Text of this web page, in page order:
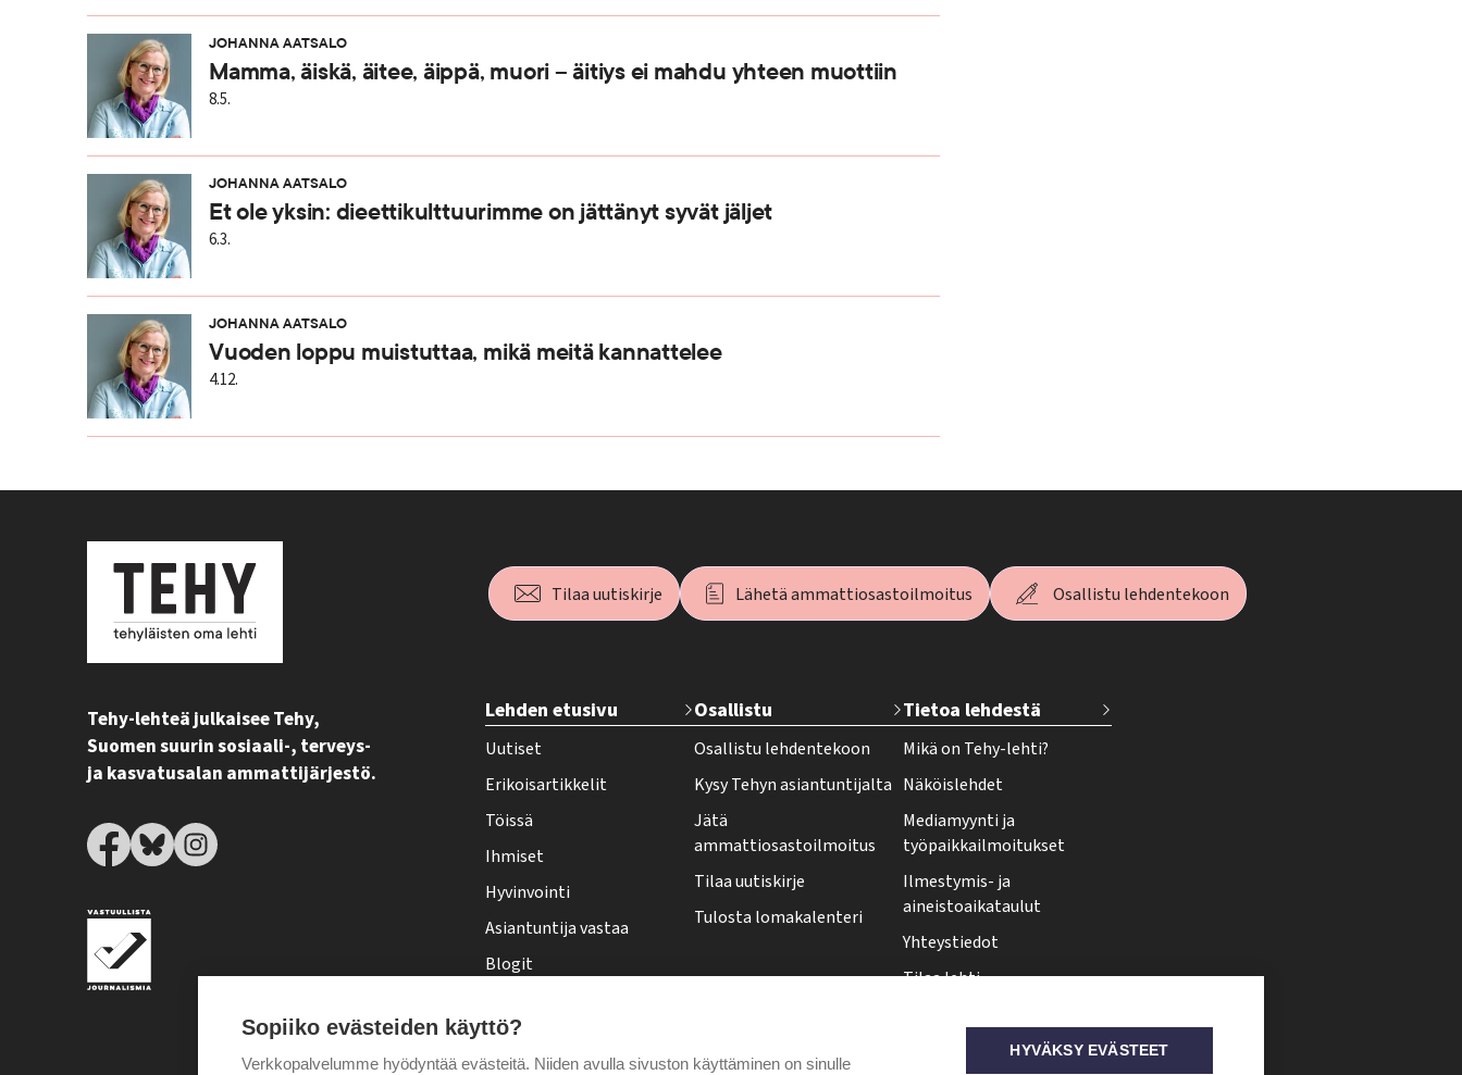
JOHANNA AATSALO
Mamma, äiskä, äitee, äippä, muori – äitiys ei mahdu yhteen muottiin
8.5.
JOHANNA AATSALO
Et ole yksin: dieettikulttuurimme on jättänyt syvät jäljet
6.3.
JOHANNA AATSALO
Vuoden loppu muistuttaa, mikä meitä kannattelee
4.12.
Tehy-lehteä julkaisee Tehy,
Suomen suurin sosiaali-, terveys-
ja kasvatusalan ammattijärjestö.
Tilaa uutiskirje Lähetä ammattiosastoilmoitus Osallistu lehdentekoon
e
h
y
-
l
e
h
t
f
Lehden etusivu
Uutiset
Erikoisartikkelit
Töissä
Ihmiset
Hyvinvointi
Asiantuntija vastaa
Blogit
Pääkirjoitus
Osallistu
Osallistu lehdentekoon
Kysy Tehyn asiantuntijalta
Jätä
ammattiosastoilmoitus
Tilaa uutiskirje
Tulosta lomakalenteri
Tietoa lehdestä
Mikä on Tehy-lehti?
Näköislehdet
Mediamyynti ja
työpaikkailmoitukset
Ilmestymis- ja
aineistoaikataulut
Yhteystiedot
Tilaa lehti
Tehy-lehti somessa
Sopiiko evästeiden käyttö?
Verkkopalvelumme hyödyntää evästeitä. Niiden avulla sivuston käyttäminen on sinulle
HYVÄKSY EVÄSTEET